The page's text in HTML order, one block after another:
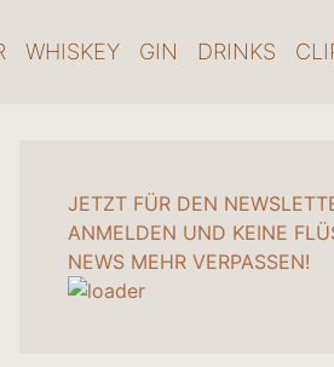
WHISKEY GIN DRINKS
JETZT FÜR DEN
ANMELDEN UND KEINE
NEWS MEHR VERPASSEN!